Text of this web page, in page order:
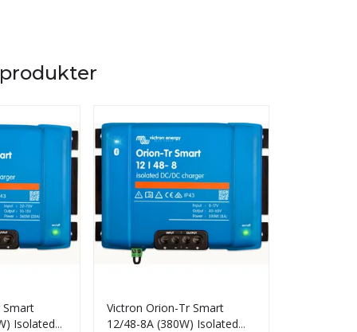
Smart
Isolated
Victron Orion-Tr Smart
12/48-8A (380W) Isolated